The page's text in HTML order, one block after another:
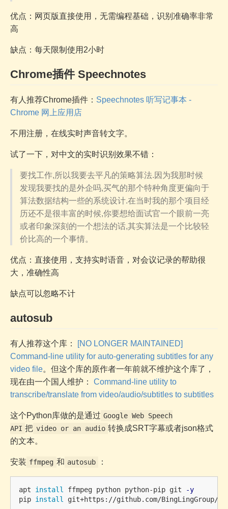
优点：网页版直接使用，无需编程基础，识别准确率非常
高
缺点：每天限制使用2小时
Chrome插件 Speechnotes
有人推荐Chrome插件： Speechnotes 听写记事本 -
Chrome 网上应用店
不用注册，在线实时声音转文字。
试了一下，对中文的实时识别效果不错：
要找工作,所以我要去平凡的策略算法.因为我那时候
发现我要找的是外企吗,买气的那个特种角度更偏向于
算法数据结构一些的系统设计.在当时我的那个项目经
历还不是很丰富的时候,你要想给面试官一个眼前一亮
或者印象深刻的一个想法的话,其实算法是一个比较轻
价比高的一个事情。
优点：直接使用，支持实时语音，对会议记录的帮助很
大，准确性高
缺点可以忽略不计
autosub
有人推荐这个库：
[NO LONGER MAINTAINED]
Command-line utility for auto-generating subtitles for any
video file。但这个库的原作者一年前就不维护这个库了，
现在由一个国人维护：
Command-line utility to
transcribe/translate from video/audio/subtitles to subtitles
这个Python库做的是通过 Google Web Speech
API 把 video or an audio 转换成SRT字幕或者json格式
的文本。
安装 ffmpeg 和 autosub ：
apt install ffmpeg python python-pip git
-y
pip install